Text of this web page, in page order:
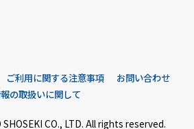
ご利用に関する注意事項
お問い合わせ
の取扱いに関して
CO., LTD. All rights reserved.